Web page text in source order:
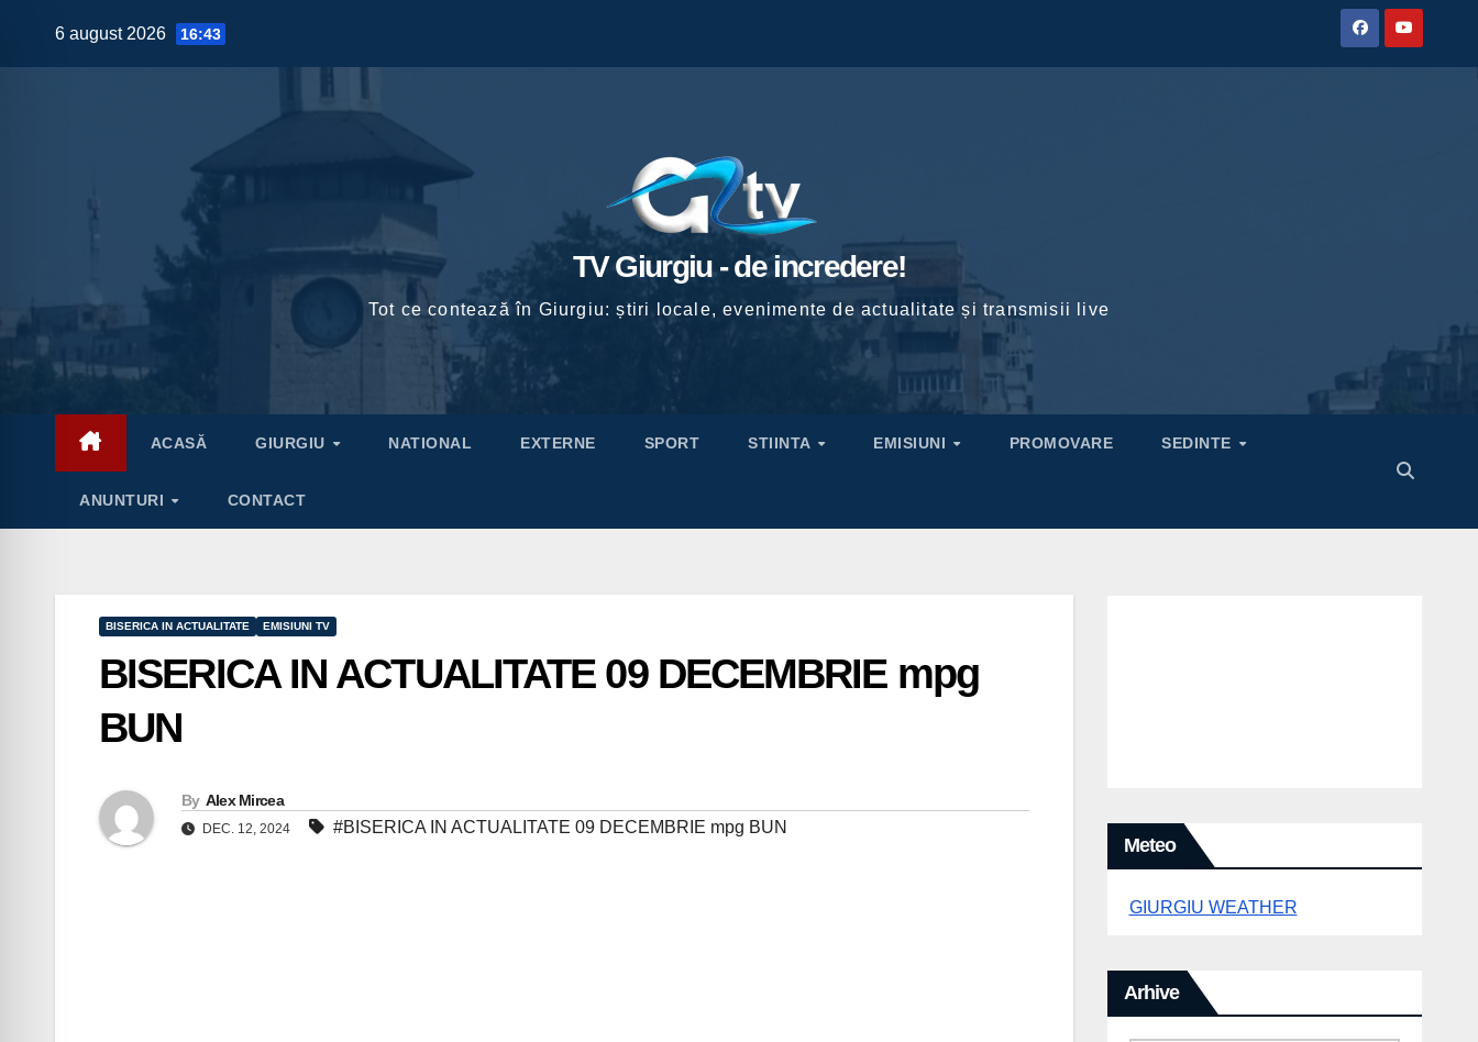
6 august 2026 16:43
TV Giurgiu - de incredere!
Tot ce contează în Giurgiu: știri locale, evenimente de actualitate și transmisii live
ACASĂ GIURGIU NATIONAL EXTERNE SPORT STIINTA EMISIUNI PROMOVARE SEDINTE
ANUNTURI CONTACT
BISERICA IN ACTUALITATE EMISIUNI TV
BISERICA IN ACTUALITATE 09 DECEMBRIE mpg
BUN
By Alex Mircea
DEC. 12, 2024 #BISERICA IN ACTUALITATE 09 DECEMBRIE mpg BUN
Meteo
GIURGIU WEATHER
Arhive